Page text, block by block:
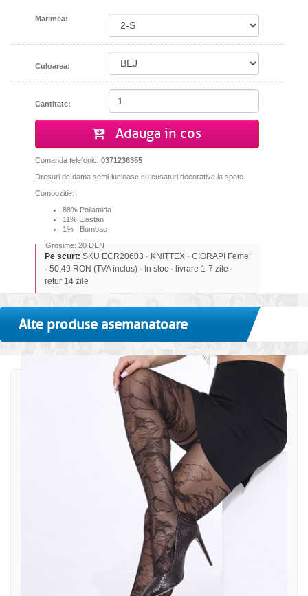
Marimea:
Culoarea:
Cantitate:
Adauga in cos
Comanda telefonic: 0371236355
Dresuri de dama semi-lucioase cu cusaturi decorative la spate.
Compozitie:
88% Poliamida
11% Elastan
1% Bumbac
Grosime: 20 DEN
Pe scurt: SKU ECR20603 · KNITTEX · CIORAPI Femei
· 50,49 RON (TVA inclus) · In stoc · livrare 1-7 zile ·
retur 14 zile
Alte produse asemanatoare